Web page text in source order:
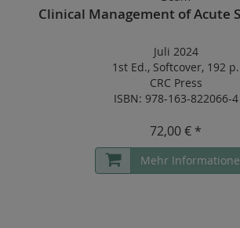
Clinical Management of Acute
Juli 2024
1st Ed., Softcover, 192 p.
CRC Press
ISBN: 978-163-822066-4
72,00 € *
Mehr